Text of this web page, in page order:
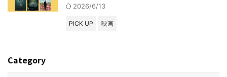
2026/6/13
PICK UP 映画
Category